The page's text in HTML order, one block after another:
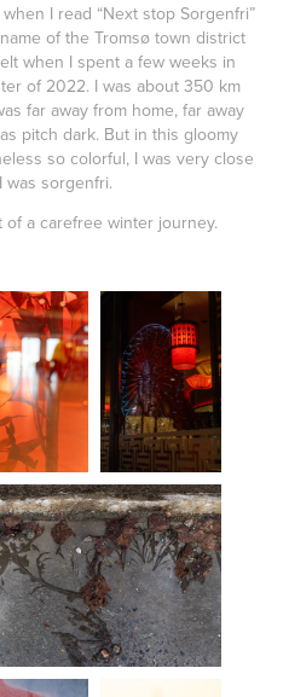
I read “Next stop Sorgenfri”
of the Tromsø town district
when I spent a few weeks in
of 2022. I was about 350 km
far away from home, far away
pitch dark. But in this gloomy
so colorful, I was very close
was sorgenfri.
a carefree winter journey.